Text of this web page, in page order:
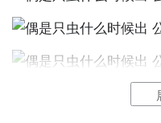
好了，小编为大家大家
虫最为直接方法哦，不
想要了解更多精彩内容